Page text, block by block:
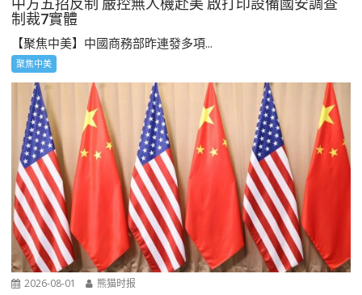
中方五招反制 嚴控無人機赴美 啟打印設備國安調查
制裁7實體
【聚焦中美】中國商務部昨連發多項...
聚焦中美
2026-08-01 熊猫时报